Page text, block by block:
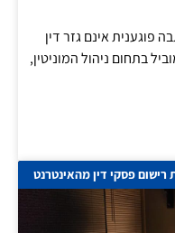
פוגענית אינם גזר דין
בתחום ניהול המוניטין,
רישום פסקי דין מהאינטרנט